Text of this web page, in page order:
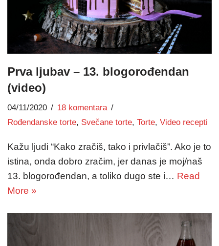
Prva ljubav – 13. blogorođendan
(video)
04/11/2020
18 komentara
Rođendanske torte, Svečane torte, Torte, Video recepti
Kažu ljudi “Kako zračiš, tako i privlačiš”. Ako je to
istina, onda dobro zračim, jer danas je moj/naš
13. blogorođendan, a toliko dugo ste i… Read
More »